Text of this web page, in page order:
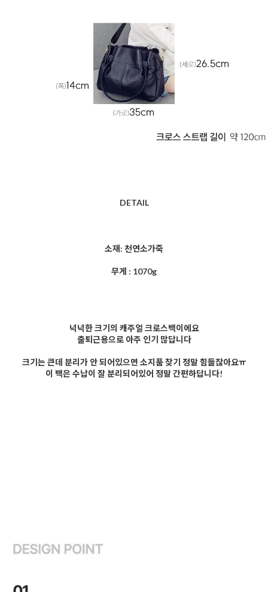
DETAIL
소재: 천연소가죽
무게 : 1070g
넉넉한 크기의 캐주얼 크로스백이에요
출퇴근용으로 아주 인기 많답니다
크기는 큰데 분리가 안 되어있으면 소지품 찾기 정말 힘들잖아요ㅠ
이 백은 수납이 잘 분리되어있어 정말 간편하답니다!